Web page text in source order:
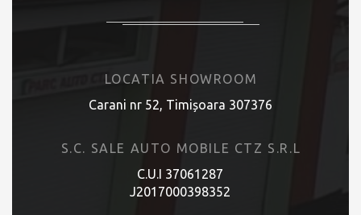
LOCATIA SHOWROOM
Carani nr 52, Timișoara 307376
S.C. SALE AUTO MOBILE CTZ S.R.L
C.U.I 37061287
J2017000398352